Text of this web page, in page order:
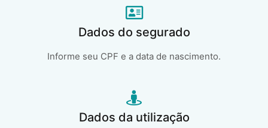
Dados do segurado
Informe seu CPF e a data de nascimento.
Dados da utilização